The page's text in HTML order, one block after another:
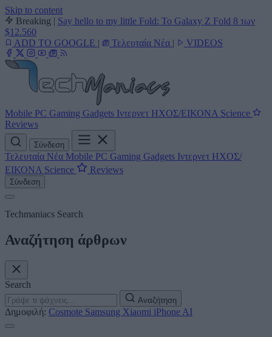
Skip to content
Breaking | Say hello to my little Fold: Το Galaxy Z Fold 8 των
$12.560
ADD TO GOOGLE | Τελευταία Νέα | VIDEOS
Mobile PC Gaming Gadgets Ιντερνετ ΗΧΟΣ/ΕΙΚΟΝΑ Science
Reviews
Σύνδεση
Τελευταία Νέα Mobile PC Gaming Gadgets Ιντερνετ ΗΧΟΣ/
ΕΙΚΟΝΑ Science Reviews
Σύνδεση
Techmaniacs Search
Αναζήτηση άρθρων
Search
Αναζήτηση
Δημοφιλή: Cosmote Samsung Xiaomi iPhone AI